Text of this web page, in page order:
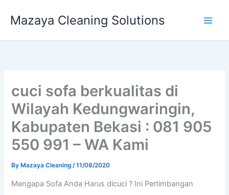
Mazaya Cleaning Solutions
cuci sofa berkualitas di
Wilayah Kedungwaringin,
Kabupaten Bekasi : 081 905
550 991 – WA Kami
By Mazaya Cleaning/11/08/2020
Mеngара Sofa Andа Hаruѕ dicuci ? Ini Pertimbangan